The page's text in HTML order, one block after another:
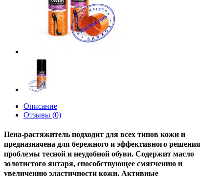
Описание
Отзывы (0)
Пена-растяжитель подходит для всех типов кожи и
предназначена для бережного и эффективного решения
проблемы тесной и неудобной обуви. Содержит масло
золотистого янтаря, способствующее смягчению и
увеличению эластичности кожи. Активные